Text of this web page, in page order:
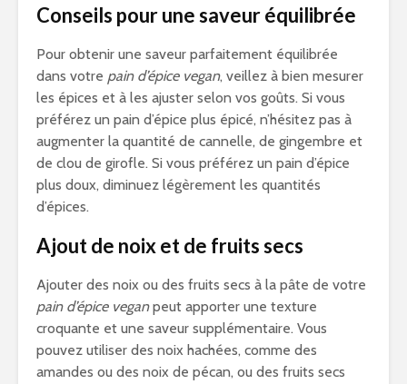
Conseils pour une saveur équilibrée
Pour obtenir une saveur parfaitement équilibrée
dans votre pain d’épice vegan, veillez à bien mesurer
les épices et à les ajuster selon vos goûts. Si vous
préférez un pain d’épice plus épicé, n’hésitez pas à
augmenter la quantité de cannelle, de gingembre et
de clou de girofle. Si vous préférez un pain d’épice
plus doux, diminuez légèrement les quantités
d’épices.
Ajout de noix et de fruits secs
Ajouter des noix ou des fruits secs à la pâte de votre
pain d’épice veganpeut apporter une texture
croquante et une saveur supplémentaire. Vous
pouvez utiliser des noix hachées, comme des
amandes ou des noix de pécan, ou des fruits secs